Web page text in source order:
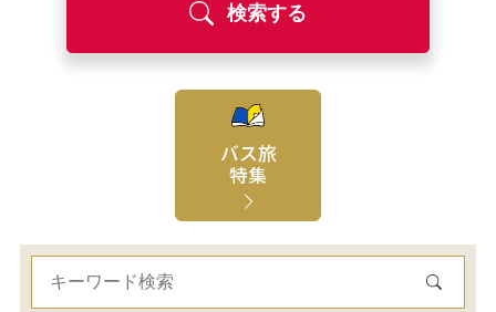
検索する
バス旅
特集